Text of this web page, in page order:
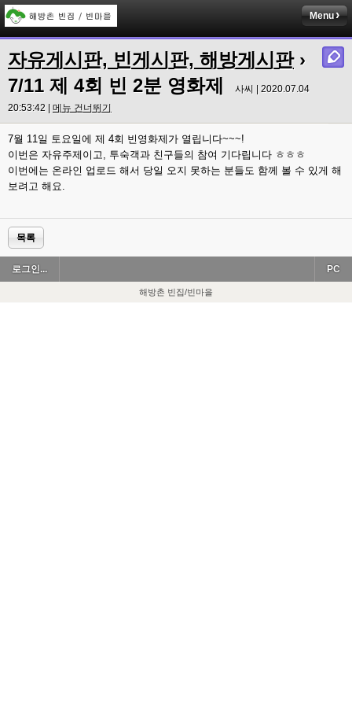
Menu
자유게시판, 빈게시판, 해방게시판›
7/11 제 4회 빈 2분 영화제
사씨 | 2020.07.04
20:53:42 | 메뉴 건너뛰기
7월 11일 토요일에 제 4회 빈영화제가 열립니다~~~!
이번은 자유주제이고, 투숙객과 친구들의 참여 기다립니다 ㅎㅎㅎ
이번에는 온라인 업로드 해서 당일 오지 못하는 분들도 함께 볼 수 있게 해
보려고 해요.
목록
로그인... PC
해방촌 빈집/빈마을